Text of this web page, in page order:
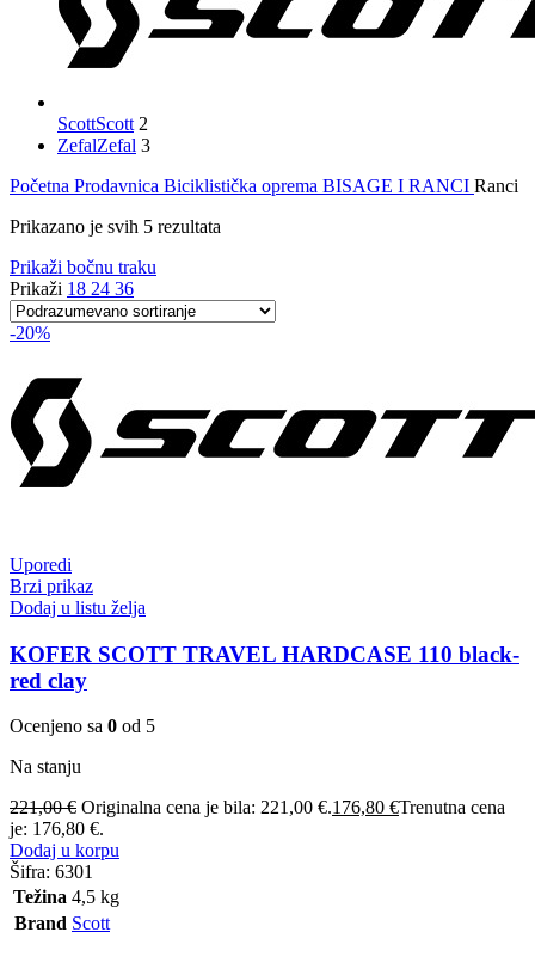
ScottScott 2
ZefalZefal 3
Početna Prodavnica Biciklistička oprema BISAGE I RANCI Ranci
Prikazano je svih 5 rezultata
Prikaži bočnu traku
Prikaži 18 24 36
-20%
Uporedi
Brzi prikaz
Dodaj u listu želja
KOFER SCOTT TRAVEL HARDCASE 110 black-
red clay
Ocenjeno sa 0 od 5
Na stanju
221,00€ Originalna cena je bila: 221,00 €.176,80 €Trenutna cena
je: 176,80 €.
Dodaj u korpu
Šifra: 6301
Težina 4,5 kg
Brand Scott